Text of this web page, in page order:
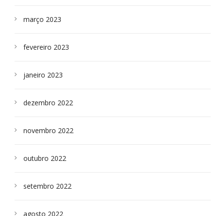
março 2023
fevereiro 2023
janeiro 2023
dezembro 2022
novembro 2022
outubro 2022
setembro 2022
agosto 2022